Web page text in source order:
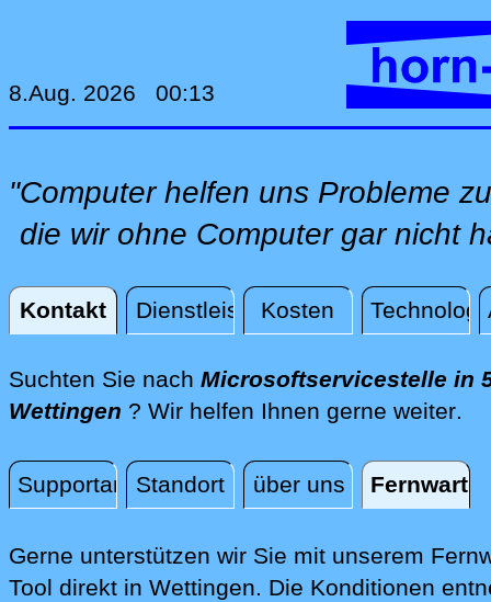
8.Aug. 2026 00:13
"Computer helfen uns Probleme
die wir ohne Computer gar nicht
Kontakt Dienstleistungen
Kosten
Kontakt
Suchten Sie nach Microsoftservicestelle in
Wettingen ? Wir helfen Ihnen gerne weiter.
SupportanfrageStandort über uns
Fernwartung
Gerne unterstützen wir Sie mit unserem
Tool direkt in Wettingen. Die Konditionen